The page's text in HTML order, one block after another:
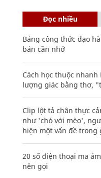
Đọc nhiều
Bảng công thức đạo
bản cần nhớ
Cách học thuộc nhanh
lượng giác bằng thơ,
Clip lột tả chân thực
như 'chó với mèo',
hiện một vấn đề trong
20 số điện thoại ma
nên gọi